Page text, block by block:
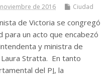
de 2016 Ciudad
de Victoria se congregó
para un acto que encabezó
y ministra de
Stratta. En tanto
del PJ, la